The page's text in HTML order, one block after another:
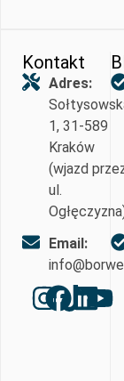
Kontakt
Adres:
1, 31-589
Kraków
(wjazd
ul.
Email: